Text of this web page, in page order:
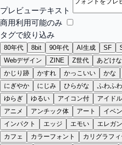
プレビューテキスト
商用利用可能のみ
タグで絞り込み
80年代 8bit 90年代 AI生成 SF
Webデザイン
ZINE Z世代 あどけ
かじり跡
かすれ かっこいい かな
にぎやか
にじみ ひらがな ふわふわ
ゆらぎ
ゆるい アイコン付 アイドル
アニメ
アンチック体 アート イベ
インパクト
エッジ エモい エレガ
カフェ
カラーフォント カリグラフィ